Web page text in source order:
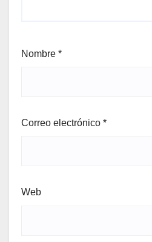
Nombre *
Correo electrónico *
Web